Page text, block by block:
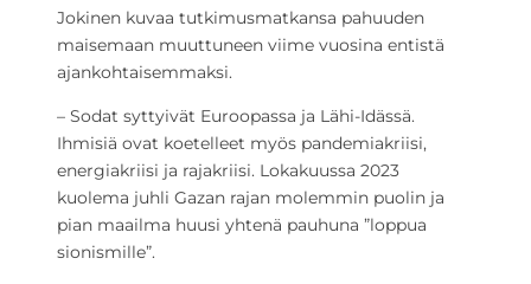
Jokinen kuvaa tutkimusmatkansa pahuuden
maisemaan muuttuneen viime vuosina entistä
ajankohtaisemmaksi.
– Sodat syttyivät Euroopassa ja Lähi-Idässä.
Ihmisiä ovat koetelleet myös pandemiakriisi,
energiakriisi ja rajakriisi. Lokakuussa 2023
kuolema juhli Gazan rajan molemmin puolin ja
pian maailma huusi yhtenä pauhuna ”loppua
sionismille”.